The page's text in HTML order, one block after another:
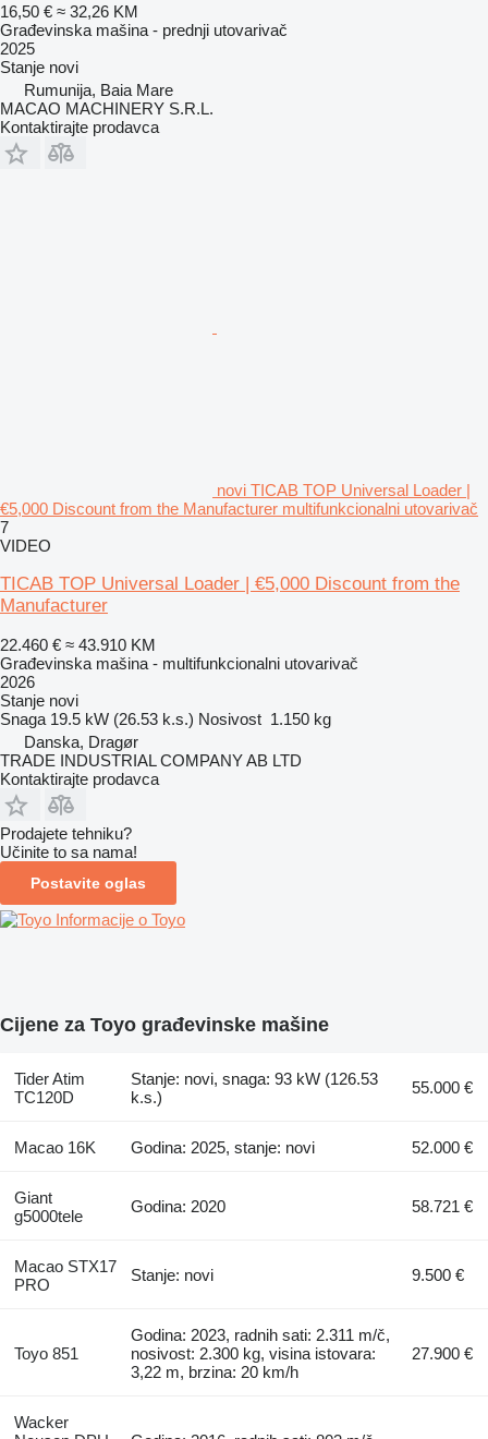
16,50 € ≈ 32,26 KM
Građevinska mašina - prednji utovarivač
2025
Stanje novi
Rumunija, Baia Mare
MACAO MACHINERY S.R.L.
Kontaktirajte prodavca
novi TICAB TOP Universal Loader |
€5,000 Discount from the Manufacturer multifunkcionalni utovarivač
7
VIDEO
TICAB TOP Universal Loader | €5,000 Discount from the
Manufacturer
22.460 € ≈ 43.910 KM
Građevinska mašina - multifunkcionalni utovarivač
2026
Stanje novi
Snaga 19.5 kW (26.53 k.s.) Nosivost 1.150 kg
Danska, Dragør
TRADE INDUSTRIAL COMPANY AB LTD
Kontaktirajte prodavca
Prodajete tehniku?
Učinite to sa nama!
Postavite oglas
Informacije o Toyo
Cijene za Toyo građevinske mašine
Tider Atim
TC120D
Stanje: novi, snaga: 93 kW (126.53
k.s.)
55.000 €
Macao 16K Godina: 2025, stanje: novi 52.000 €
Giant
g5000tele
Godina: 2020 58.721 €
Macao STX17
PRO
Stanje: novi 9.500 €
Toyo 851
Godina: 2023, radnih sati: 2.311 m/č,
nosivost: 2.300 kg, visina istovara:
3,22 m, brzina: 20 km/h
27.900 €
Wacker